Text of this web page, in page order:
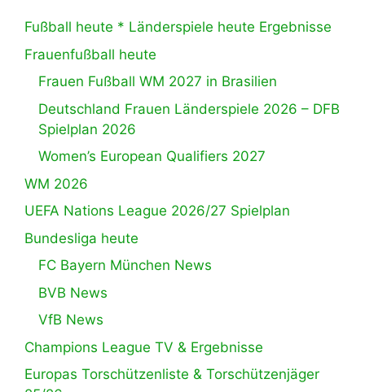
Fußball heute * Länderspiele heute Ergebnisse
Frauenfußball heute
Frauen Fußball WM 2027 in Brasilien
Deutschland Frauen Länderspiele 2026 – DFB
Spielplan 2026
Women’s European Qualifiers 2027
WM 2026
UEFA Nations League 2026/27 Spielplan
Bundesliga heute
FC Bayern München News
BVB News
VfB News
Champions League TV & Ergebnisse
Europas Torschützenliste & Torschützenjäger